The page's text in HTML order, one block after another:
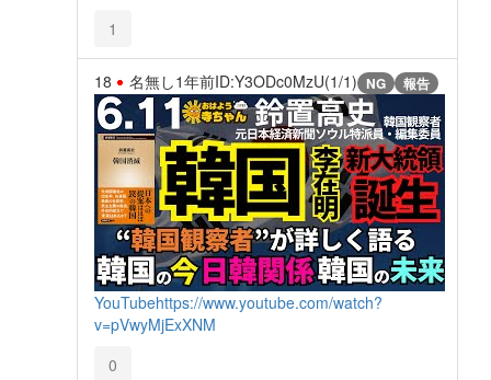
1
18 名無し1年前ID:Y3ODc0MzU(1/1) NG 報告
YouTubehttps://www.youtube.com/watch?
v=pVwyMjExXNM
0